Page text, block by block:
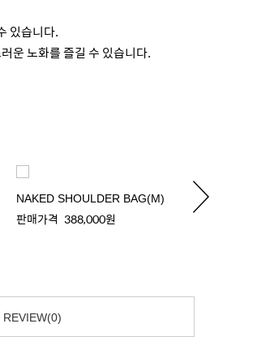
있습니다.
운 노화를 즐길 수 있습니다.
NAKED SHOULDER BAG(M)
판매가격 388,000원
REVIEW(0)